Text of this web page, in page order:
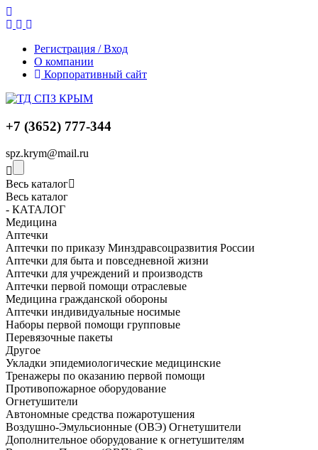
Регистрация / Вход
О компании
Корпоративный сайт
+7 (3652) 777-344
spz.krym@mail.ru
Весь каталог
Весь каталог
- КАТАЛОГ
Медицина
Аптечки
Аптечки по приказу Минздравсоцразвития России
Аптечки для быта и повседневной жизни
Аптечки для учреждений и производств
Аптечки первой помощи отраслевые
Медицина гражданской обороны
Аптечки индивидуальные носимые
Наборы первой помощи групповые
Перевязочные пакеты
Другое
Укладки эпидемиологические медицинские
Тренажеры по оказанию первой помощи
Противопожарное оборудование
Огнетушители
Автономные средства пожаротушения
Воздушно-Эмульсионные (ОВЭ) Огнетушители
Дополнительное оборудование к огнетушителям